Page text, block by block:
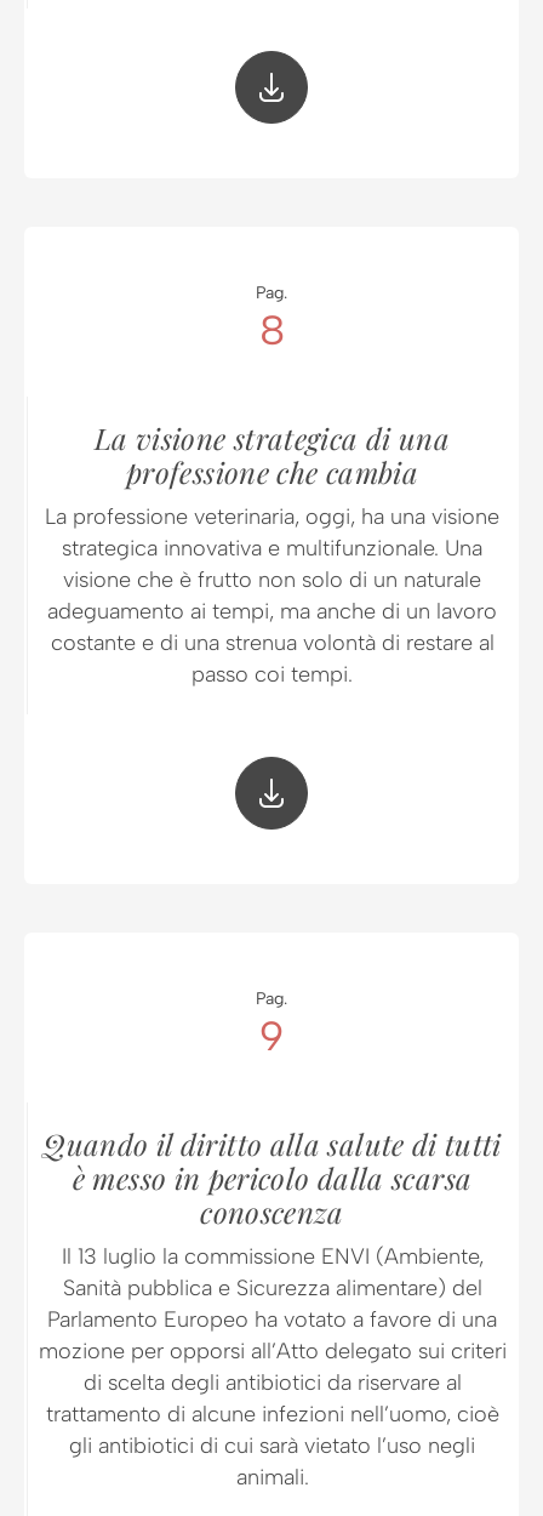
Pag.
8
La visione strategica di una
professione che cambia
La professione veterinaria, oggi, ha una visione
strategica innovativa e multifunzionale. Una
visione che è frutto non solo di un naturale
adeguamento ai tempi, ma anche di un lavoro
costante e di una strenua volontà di restare al
passo coi tempi.
Pag.
9
Quando il diritto alla salute di tutti
è messo in pericolo dalla scarsa
conoscenza
Il 13 luglio la commissione ENVI (Ambiente,
Sanità pubblica e Sicurezza alimentare) del
Parlamento Europeo ha votato a favore di una
mozione per opporsi all’Atto delegato sui criteri
di scelta degli antibiotici da riservare al
trattamento di alcune infezioni nell’uomo, cioè
gli antibiotici di cui sarà vietato l’uso negli
animali.